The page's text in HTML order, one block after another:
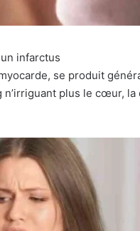
infarctus
se produit
plus le cœur,